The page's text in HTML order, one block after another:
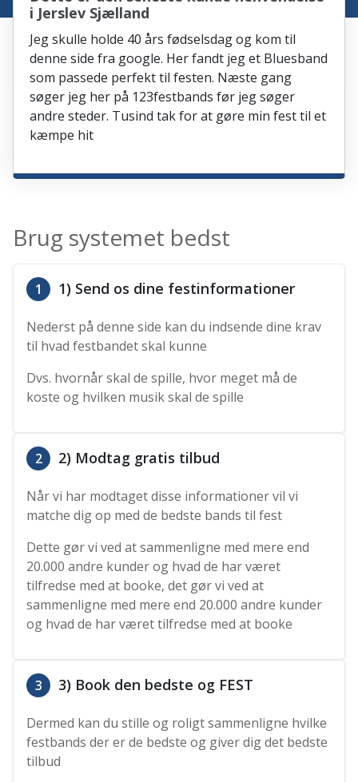
i Jerslev Sjælland
Jeg skulle holde 40 års fødselsdag og kom til
denne side fra google. Her fandt jeg et Bluesband
som passede perfekt til festen. Næste gang
søger jeg her på 123festbands før jeg søger
andre steder. Tusind tak for at gøre min fest til et
kæmpe hit
Brug systemet bedst
1 1) Send os dine festinformationer
Nederst på denne side kan du indsende dine krav
til hvad festbandet skal kunne
Dvs. hvornår skal de spille, hvor meget må de
koste og hvilken musik skal de spille
2 2) Modtag gratis tilbud
Når vi har modtaget disse informationer vil vi
matche dig op med de bedste bands til fest
Dette gør vi ved at sammenligne med mere end
20.000 andre kunder og hvad de har været
tilfredse med at booke, det gør vi ved at
sammenligne med mere end 20.000 andre kunder
og hvad de har været tilfredse med at booke
3 3) Book den bedste og FEST
Dermed kan du stille og roligt sammenligne hvilke
festbands der er de bedste og giver dig det bedste
tilbud